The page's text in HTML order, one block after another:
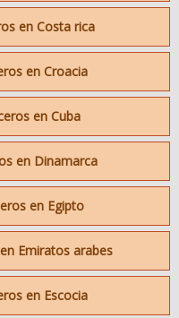
en Costa rica
en Croacia
en Cuba
en Dinamarca
en Egipto
Emiratos arabes
en Escocia